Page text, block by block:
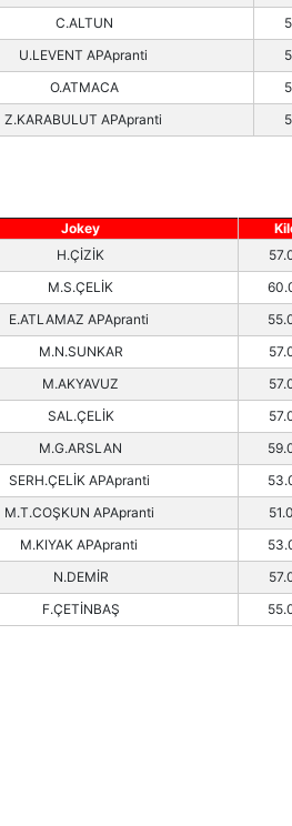
C.ALTUN
U.LEVENT APApranti
O.ATMACA
Z.KARABULUT APApranti
Jokey
H.ÇİZİK
M.S.ÇELİK
E.ATLAMAZ APApranti
M.N.SUNKAR
M.AKYAVUZ
SAL.ÇELİK
M.G.ARSLAN
SERH.ÇELİK APApranti
M.T.COŞKUN APApranti
M.KIYAK APApranti
N.DEMİR
F.ÇETİNBAŞ